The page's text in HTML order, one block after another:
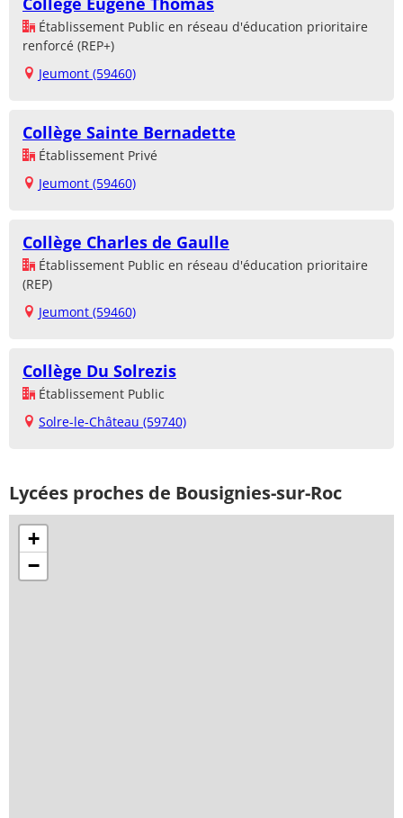
Établissement Public en réseau d'éducation prioritaire
renforcé (REP+)
Jeumont (59460)
Collège Sainte Bernadette
Établissement Privé
Jeumont (59460)
Collège Charles de Gaulle
Établissement Public en réseau d'éducation prioritaire
(REP)
Jeumont (59460)
Collège Du Solrezis
Établissement Public
Solre-le-Château (59740)
Lycées proches de Bousignies-sur-Roc
+
−